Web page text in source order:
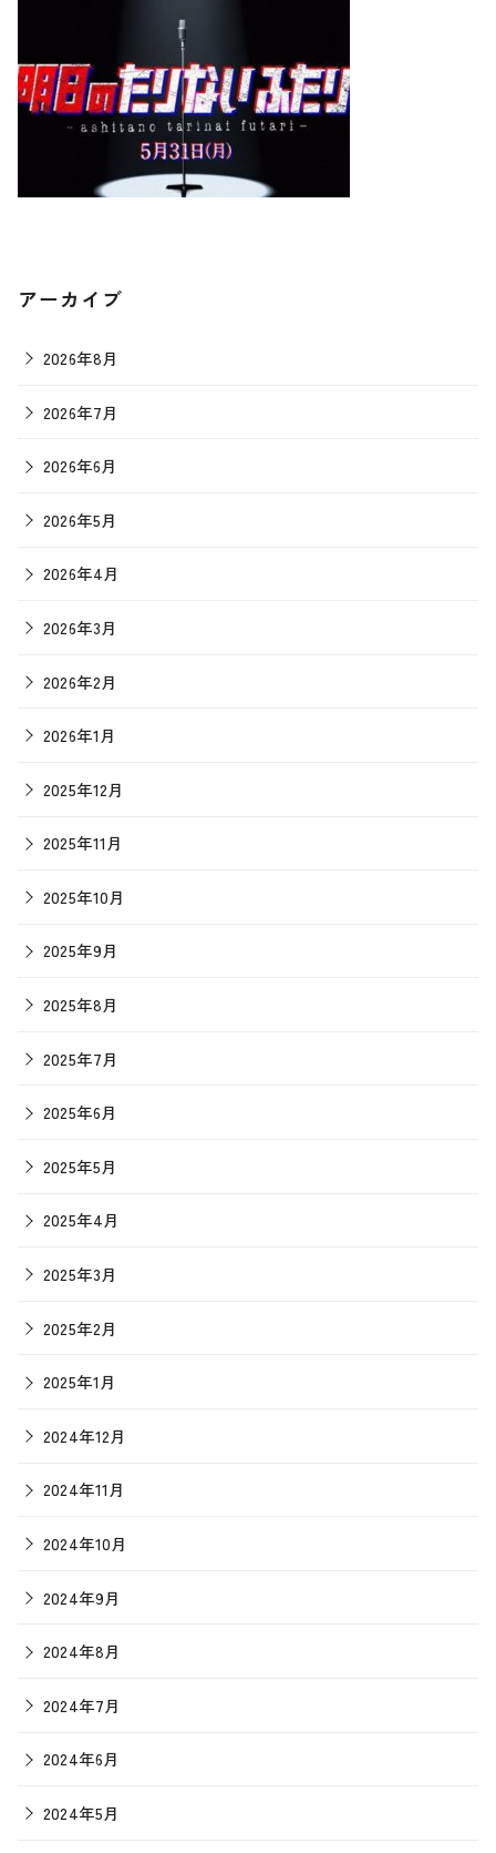
アーカイブ
2026年8月
2026年7月
2026年6月
2026年5月
2026年4月
2026年3月
2026年2月
2026年1月
2025年12月
2025年11月
2025年10月
2025年9月
2025年8月
2025年7月
2025年6月
2025年5月
2025年4月
2025年3月
2025年2月
2025年1月
2024年12月
2024年11月
2024年10月
2024年9月
2024年8月
2024年7月
2024年6月
2024年5月